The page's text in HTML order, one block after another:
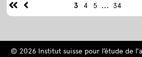
3 4 5 ... 34
© 2026 Institut suisse pour l’étude de